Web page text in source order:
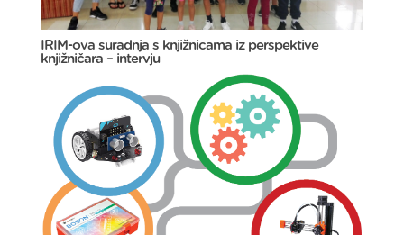
IRIM-ova suradnja s knjižnicama iz perspektive
knjižničara – intervju